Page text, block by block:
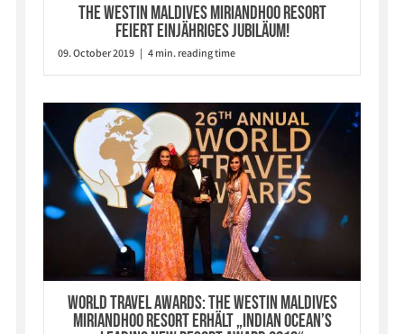
The Westin Maldives Miriandhoo Resort
feiert einjähriges Jubiläum!
09. October 2019 | 4 min. reading time
World Travel Awards: The Westin Maldives
Miriandhoo Resort erhält „Indian Ocean’s